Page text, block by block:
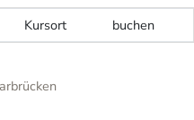
Kursort buchen